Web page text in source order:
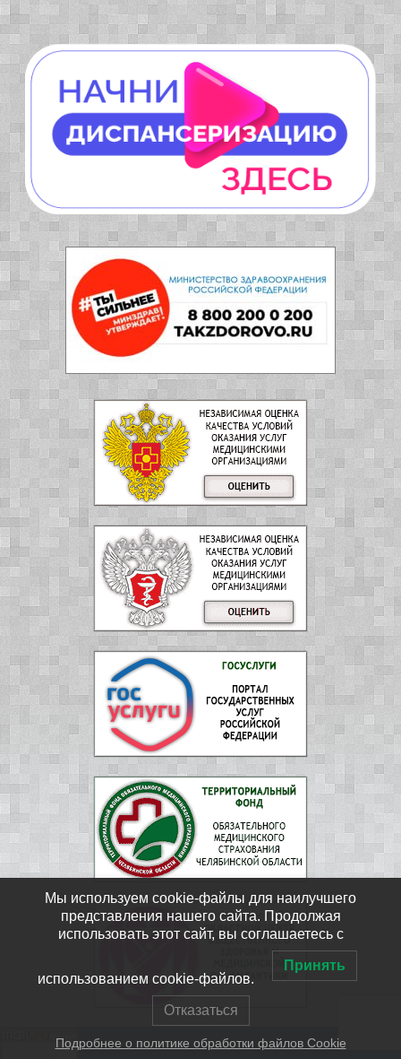
ФГБУЗ ЦМСЧ № 15 ФМБА России
Мы используем cookie-файлы для наилучшего
представления нашего сайта. Продолжая
использовать этот сайт, вы соглашаетесь с
использованием cookie-файлов.
Принять
Отказаться
Подробнее о политике обработки файлов Cookie